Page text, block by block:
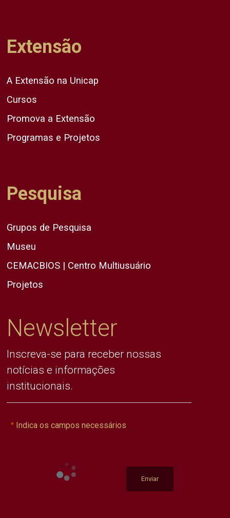
Extensão
A Extensão na Unicap
Cursos
Promova a Extensão
Programas e Projetos
Pesquisa
Grupos de Pesquisa
Museu
CEMACBIOS | Centro Multiusuário
Projetos
Newsletter
Inscreva-se para receber nossas
notícias e informações
institucionais.
Indica os campos necessários
Enviar